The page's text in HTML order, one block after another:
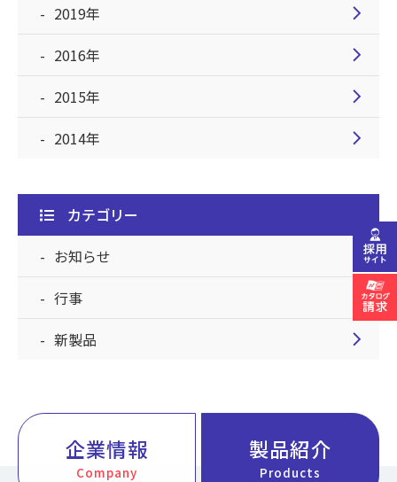
2019年 chevron_right
2016年 chevron_right
2015年 chevron_right
2014年 chevron_right
カテゴリー
お知らせ
chevron_right
行事 chevron_right
新製品 chevron_right
企業情報
Company
製品紹介
Products